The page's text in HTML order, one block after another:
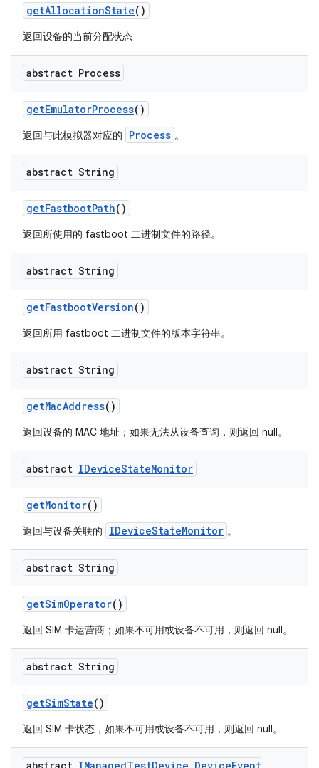
getAllocationState()
返回设备的当前分配状态
abstract Process
getEmulatorProcess()
返回与此模拟器对应的 Process 。
abstract String
getFastbootPath()
返回所使用的 fastboot 二进制文件的路径。
abstract String
getFastbootVersion()
返回所用 fastboot 二进制文件的版本字符串。
abstract String
getMacAddress()
返回设备的 MAC 地址；如果无法从设备查询，则返回 null。
abstract IDeviceStateMonitor
getMonitor()
返回与设备关联的 IDeviceStateMonitor 。
abstract String
getSimOperator()
返回 SIM 卡运营商；如果不可用或设备不可用，则返回 null。
abstract String
getSimState()
返回 SIM 卡状态，如果不可用或设备不可用，则返回 null。